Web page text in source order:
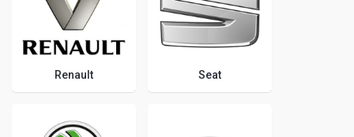
Renault Seat